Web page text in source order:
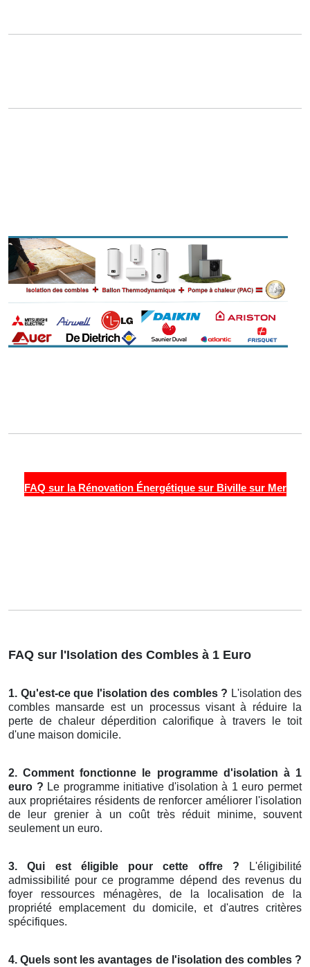
FAQ sur la Rénovation Énergétique sur Biville sur Mer
FAQ sur l'Isolation des Combles à 1 Euro
1. Qu'est-ce que l'isolation des combles ? L'isolation des
combles mansarde est un processus visant à réduire la
perte de chaleur déperdition calorifique à travers le toit
d'une maison domicile.
2. Comment fonctionne le programme d'isolation à 1
euro ? Le programme initiative d'isolation à 1 euro permet
aux propriétaires résidents de renforcer améliorer l'isolation
de leur grenier à un coût très réduit minime, souvent
seulement un euro.
3. Qui est éligible pour cette offre ? L'éligibilité
admissibilité pour ce programme dépend des revenus du
foyer ressources ménagères, de la localisation de la
propriété emplacement du domicile, et d'autres critères
spécifiques.
4. Quels sont les avantages de l'isolation des combles ?